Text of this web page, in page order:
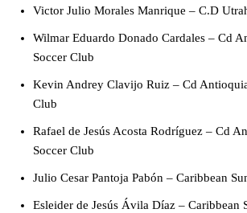
Victor Julio Morales Manrique – C.D
Wilmar Eduardo Donado Cardales – Cd
Soccer Club
Kevin Andrey Clavijo Ruiz – Cd
Club
Rafael de Jesús Acosta Rodríguez – Cd
Soccer Club
Julio Cesar Pantoja Pabón – Caribbean
Esleider de Jesús Ávila Díaz – Caribbean